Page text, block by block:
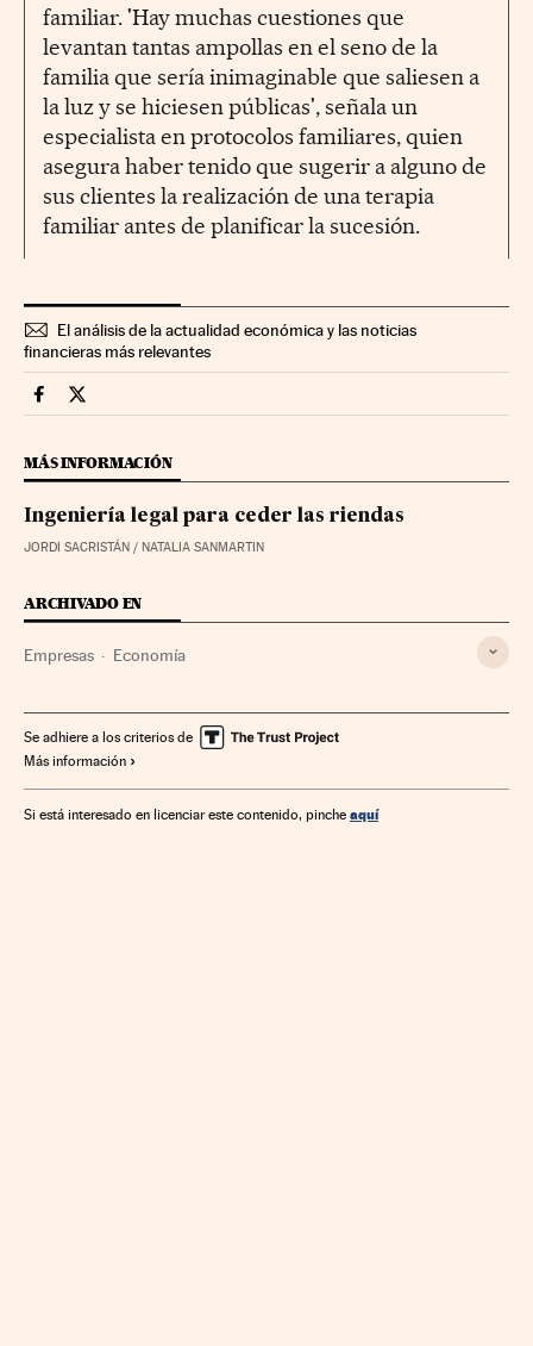
familiar. 'Hay muchas cuestiones que
levantan tantas ampollas en el seno de la
familia que sería inimaginable que saliesen a
la luz y se hiciesen públicas', señala un
especialista en protocolos familiares, quien
asegura haber tenido que sugerir a alguno de
sus clientes la realización de una terapia
familiar antes de planificar la sucesión.
El análisis de la actualidad económica y las noticias
financieras más relevantes
Companias Cinco Días en Facebook
Companias Cinco Días en Twitter
MÁS INFORMACIÓN
Ingeniería legal para ceder las riendas
JORDI SACRISTÁN / NATALIA SANMARTIN
ARCHIVADO EN
Empresas Economía
Se adhiere a los criterios de
Más información
Si está interesado en licenciar este contenido, pinche aquí